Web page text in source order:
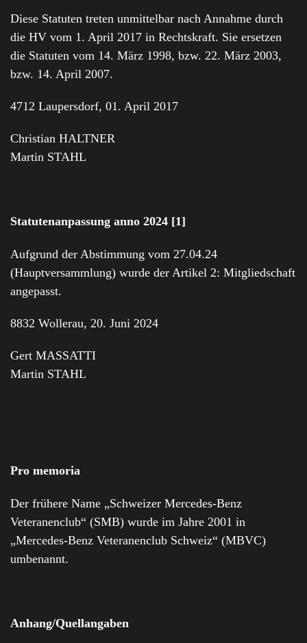
Diese Statuten treten unmittelbar nach Annahme durch
die HV vom 1. April 2017 in Rechtskraft. Sie ersetzen
die Statuten vom 14. März 1998, bzw. 22. März 2003,
bzw. 14. April 2007.
4712 Laupersdorf, 01. April 2017
Christian HALTNER
Martin STAHL
Statutenanpassung anno 2024 [1]
Aufgrund der Abstimmung vom 27.04.24
(Hauptversammlung) wurde der Artikel 2: Mitgliedschaft
angepasst.
8832 Wollerau, 20. Juni 2024
Gert MASSATTI
Martin STAHL
Pro memoria
Der frühere Name „Schweizer Mercedes-Benz
Veteranenclub“ (SMB) wurde im Jahre 2001 in
„Mercedes-Benz Veteranenclub Schweiz“ (MBVC)
umbenannt.
Anhang/Quellangaben